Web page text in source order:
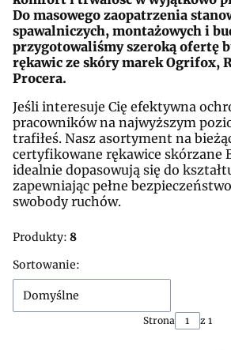
Do masowego zaopatrzenia
spawalniczych, montażowych i
przygotowaliśmy szeroką ofertę
rękawic ze skóry marek Ogrifox,
Procera.
Jeśli interesuje Cię efektywna
pracowników na najwyższym
trafiłeś. Nasz asortyment na
certyfikowane rękawice skórzane
idealnie dopasowują się do
zapewniając pełne
swobody ruchów.
Produkty: 8
Lista produktów
Sortowanie:
Domyślne
Strona z 1